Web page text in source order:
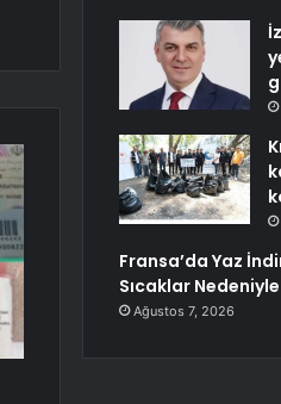
Fransa’da Yaz
Sıcaklar
Ağustos 7, 2026